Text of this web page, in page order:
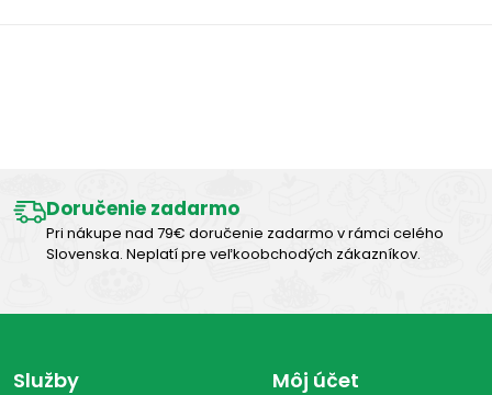
Doručenie zadarmo
Pri nákupe nad 79€ doručenie zadarmo v rámci celého
Slovenska. Neplatí pre veľkoobchodých zákazníkov.
Služby Môj účet